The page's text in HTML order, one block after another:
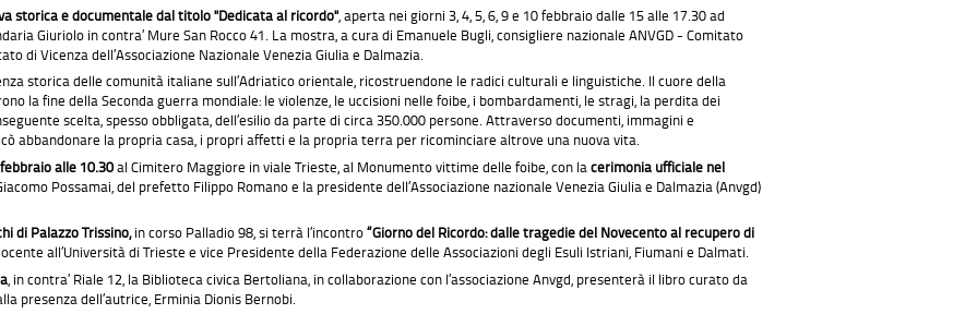
storica e documentaledal titolo "Dedicata al ricordo", aperta nei giorni 3, 4, 5, 6, 9 e 10 febbraio dalle 15 alle 17.30 ad
Giuriolo in contra’ Mure San Rocco 41. La mostra, a cura di Emanuele Bugli, consigliere nazionale ANVGD - Comitato
di Vicenza dell’Associazione Nazionale Venezia Giulia e Dalmazia.
storica delle comunità italiane sull’Adriatico orientale, ricostruendone le radici culturali e linguistiche. Il cuore della
la fine della Seconda guerra mondiale: le violenze, le uccisioni nelle foibe, i bombardamenti, le stragi, la perdita dei
scelta, spesso obbligata, dell’esilio da parte di circa 350.000 persone. Attraverso documenti, immagini e
abbandonare la propria casa, i propri affetti e la propria terra per ricominciare altrove una nuova vita.
alle 10.30al Cimitero Maggiore in viale Trieste, al Monumento vittime delle foibe, con lacerimonia ufficiale nel
Possamai, del prefetto Filippo Romano e la presidente dell’Associazione nazionale Venezia Giulia e Dalmazia (Anvgd)
di Palazzo Trissino,in corso Palladio 98, si terrà l’incontro“Giorno del Ricordo: dalle tragedie del Novecento al recupero di
all’Università di Trieste e vice Presidente della Federazione delle Associazioni degli Esuli Istriani, Fiumani e Dalmati.
, in contra’ Riale 12, la Biblioteca civica Bertoliana, in collaborazione con l’associazione Anvgd, presenterà il libro curato da
presenza dell’autrice, Erminia Dionis Bernobi.